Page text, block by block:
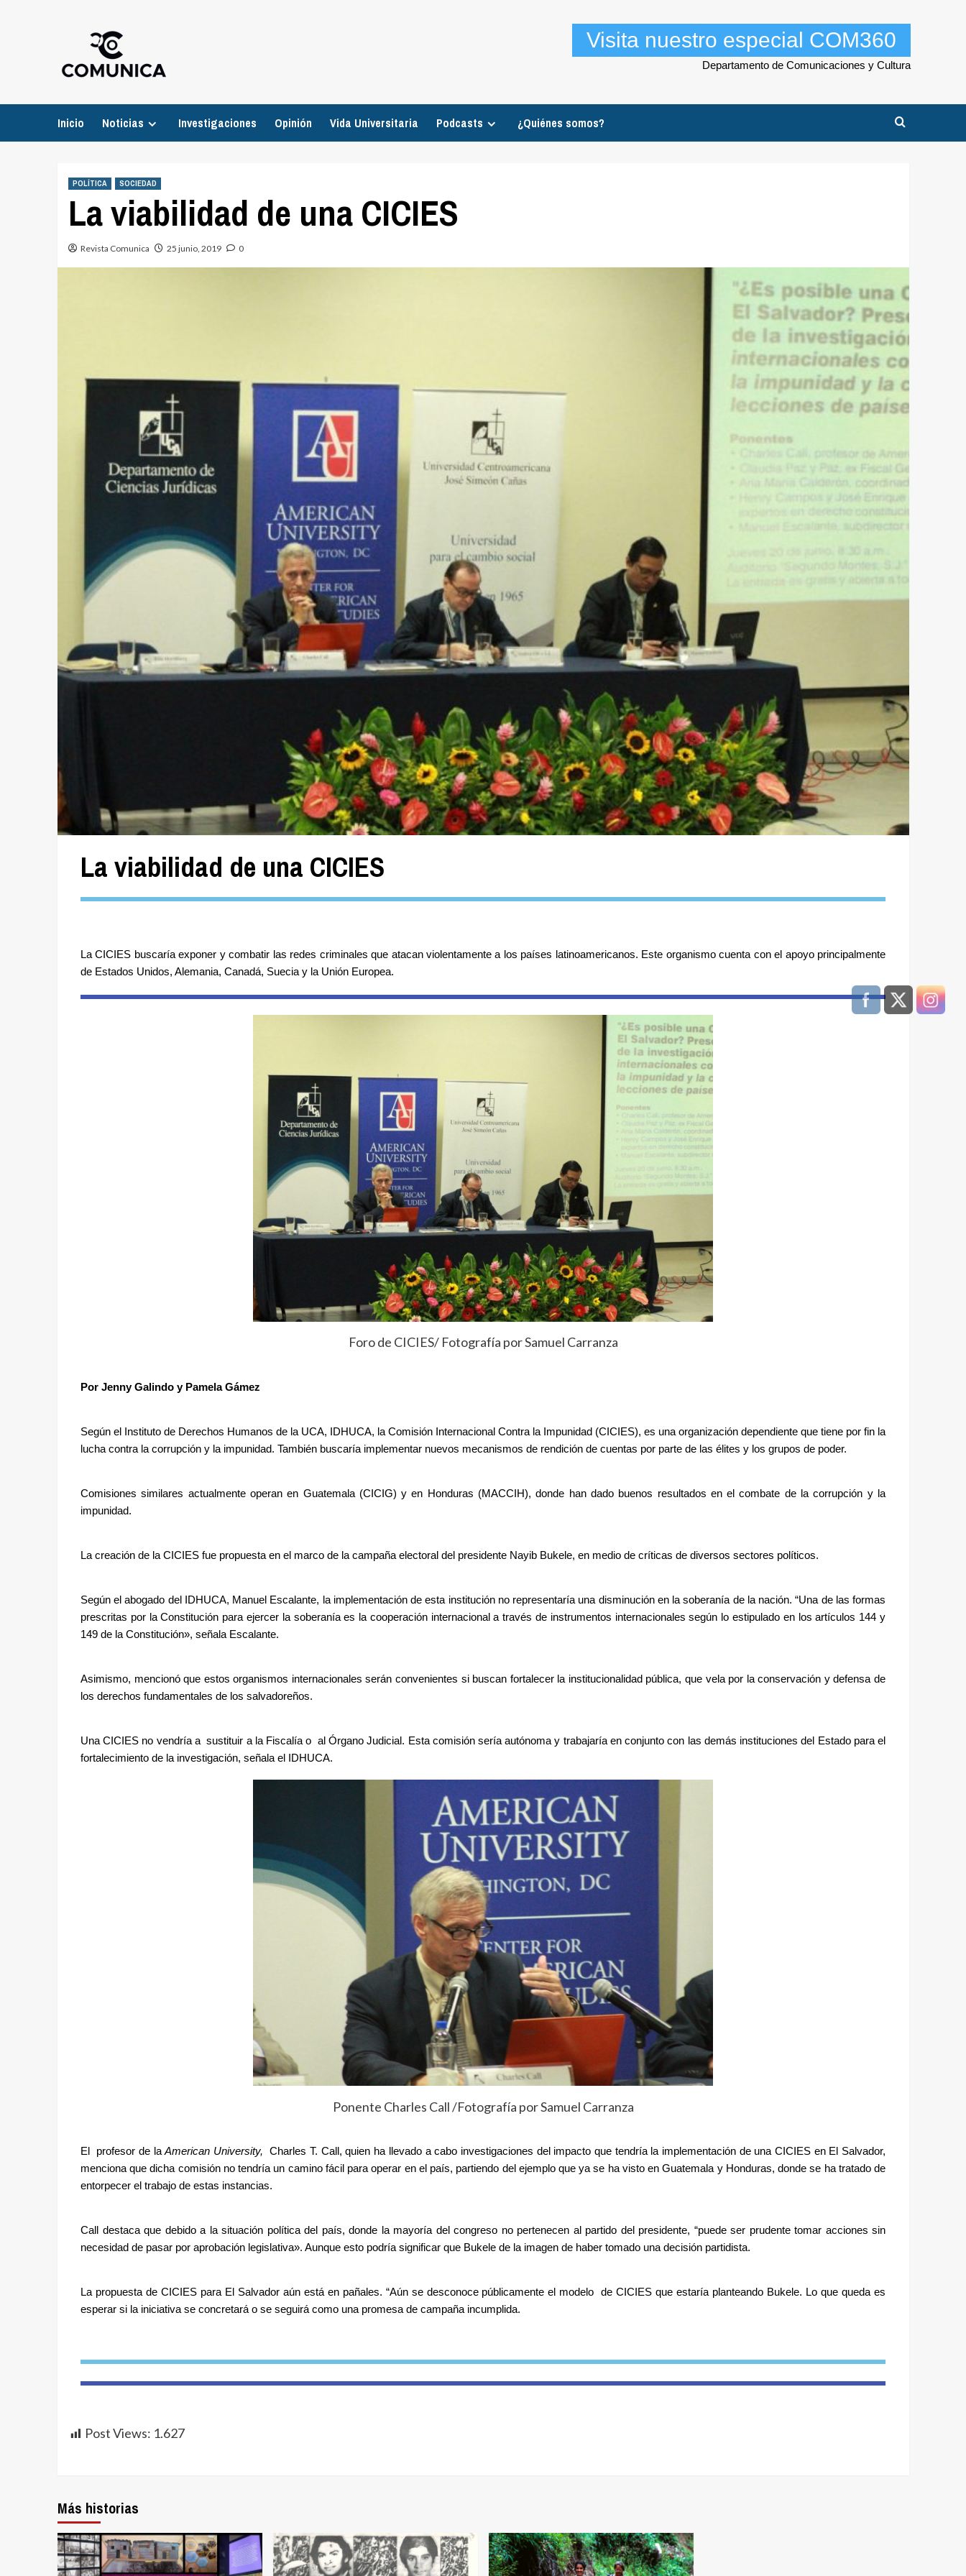
Inicio Noticias Investigaciones Opinión Vida Universitaria Podcasts ¿Quiénes somos?
POLÍTICA SOCIEDAD
La viabilidad de una CICIES
Revista Comunica 25 junio, 2019 0
La viabilidad de una CICIES
La CICIES buscaría exponer y combatir las redes criminales que atacan violentamente a los países latinoamericanos. Este organismo cuenta con el apoyo principalmente
de Estados Unidos, Alemania, Canadá, Suecia y la Unión Europea.
Foro de CICIES/ Fotografía por Samuel Carranza
Por Jenny Galindo y Pamela Gámez
Según el Instituto de Derechos Humanos de la UCA, IDHUCA, la Comisión Internacional Contra la Impunidad (CICIES), es una organización dependiente que tiene por fin la
lucha contra la corrupción y la impunidad. También buscaría implementar nuevos mecanismos de rendición de cuentas por parte de las élites y los grupos de poder.
Comisiones similares actualmente operan en Guatemala (CICIG) y en Honduras (MACCIH), donde han dado buenos resultados en el combate de la corrupción y la
impunidad.
La creación de la CICIES fue propuesta en el marco de la campaña electoral del presidente Nayib Bukele, en medio de críticas de diversos sectores políticos.
Según el abogado del IDHUCA, Manuel Escalante, la implementación de esta institución no representaría una disminución en la soberanía de la nación. “Una de las formas
prescritas por la Constitución para ejercer la soberanía es la cooperación internacional a través de instrumentos internacionales según lo estipulado en los artículos 144 y
149 de la Constitución», señala Escalante.
Asimismo, mencionó que estos organismos internacionales serán convenientes si buscan fortalecer la institucionalidad pública, que vela por la conservación y defensa de
los derechos fundamentales de los salvadoreños.
Una CICIES no vendría a  sustituir a la Fiscalía o  al Órgano Judicial. Esta comisión sería autónoma y trabajaría en conjunto con las demás instituciones del Estado para el
fortalecimiento de la investigación, señala el IDHUCA.
Ponente Charles Call /Fotografía por Samuel Carranza
El  profesor de la American University, Charles T. Call, quien ha llevado a cabo investigaciones del impacto que tendría la implementación de una CICIES en El Salvador,
menciona que dicha comisión no tendría un camino fácil para operar en el país, partiendo del ejemplo que ya se ha visto en Guatemala y Honduras, donde se ha tratado de
entorpecer el trabajo de estas instancias.
Call destaca que debido a la situación política del país, donde la mayoría del congreso no pertenecen al partido del presidente, “puede ser prudente tomar acciones sin
necesidad de pasar por aprobación legislativa». Aunque esto podría significar que Bukele de la imagen de haber tomado una decisión partidista.
La propuesta de CICIES para El Salvador aún está en pañales. “Aún se desconoce públicamente el modelo  de CICIES que estaría planteando Bukele. Lo que queda es
esperar si la iniciativa se concretará o se seguirá como una promesa de campaña incumplida.
Post Views: 1.627
Más historias
Departamento de Comunicaciones y Cultura
Visita nuestro especial COM360